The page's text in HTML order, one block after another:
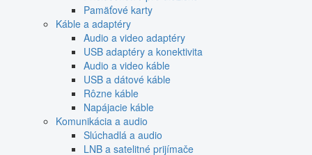
Pamäťové karty
Káble a adaptéry
Audio a video adaptéry
USB adaptéry a konektivita
Audio a video káble
USB a dátové káble
Rôzne káble
Napájacie káble
Komunikácia a audio
Slúchadlá a audio
LNB a satelitné prijímače